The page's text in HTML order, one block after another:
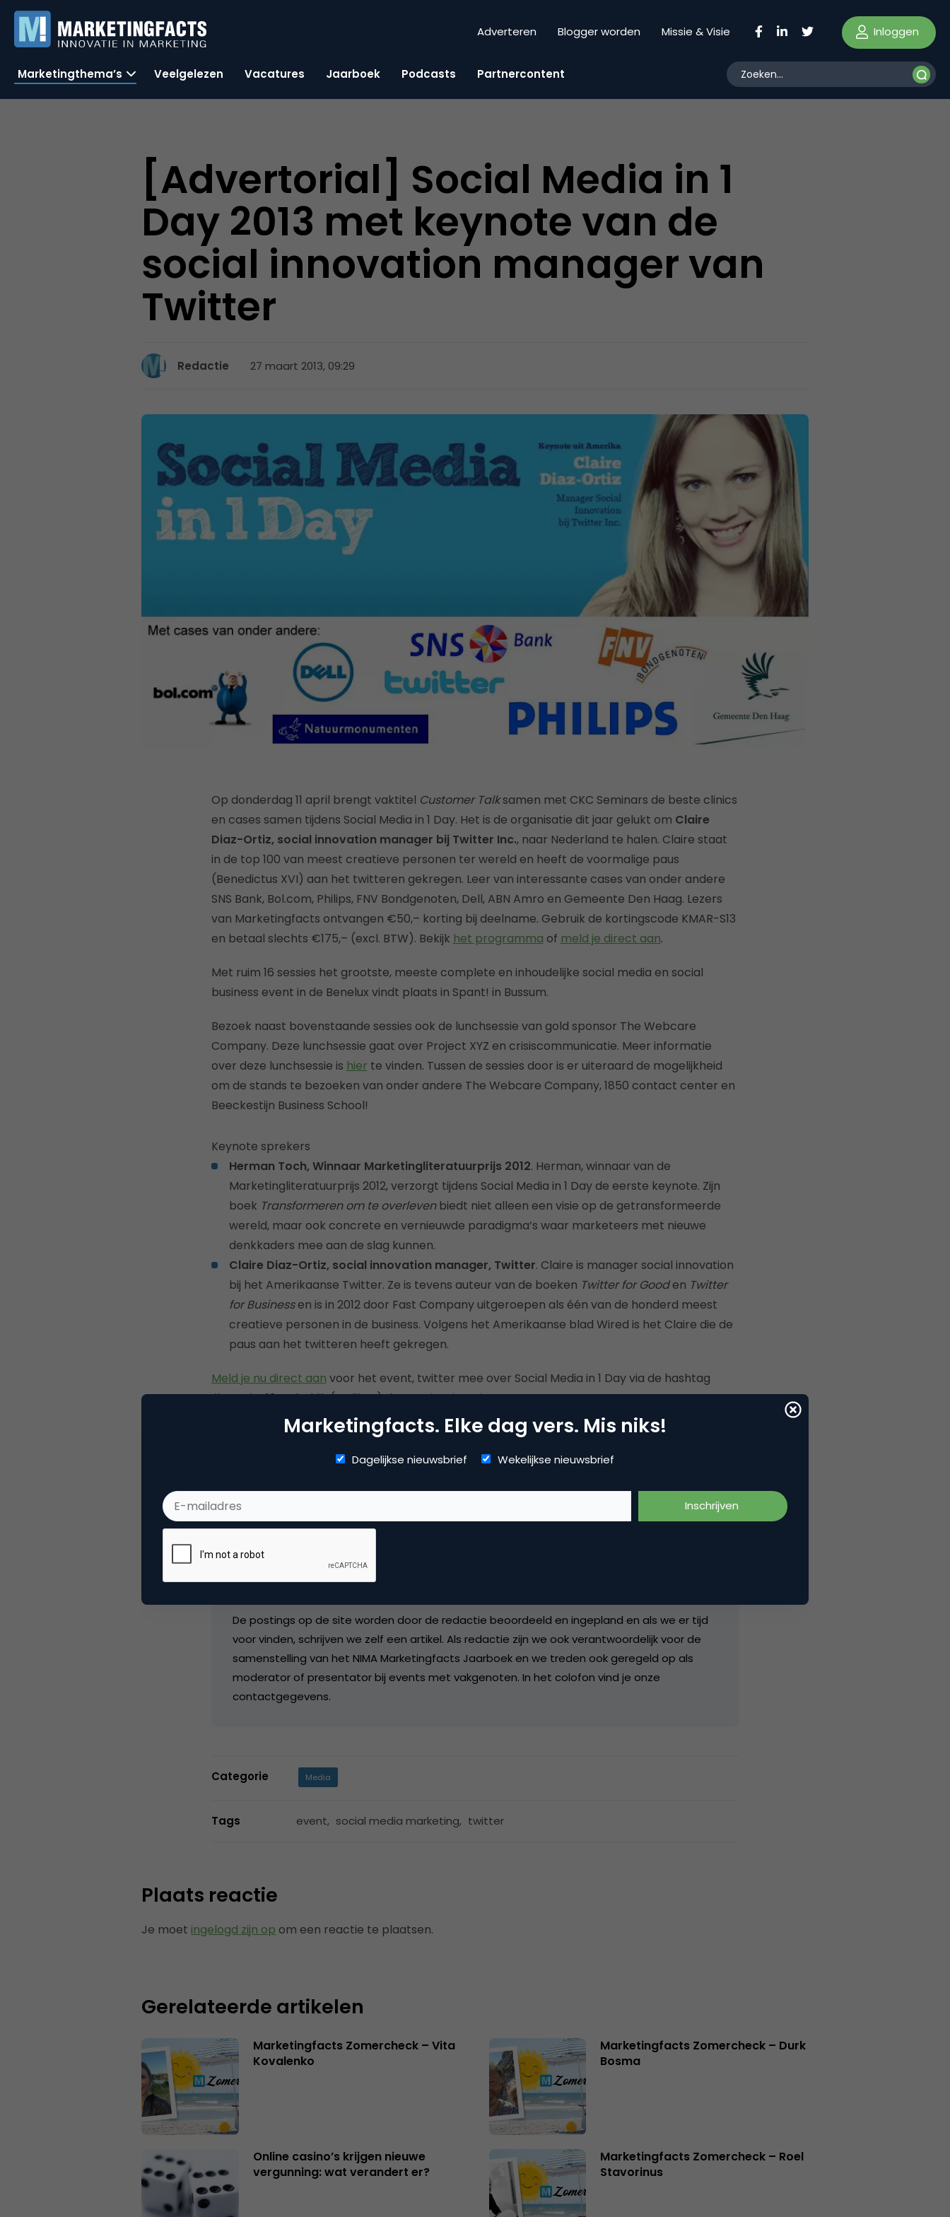
Adverteren Blogger worden Missie & Visie Inloggen
Marketingthema’s Veelgelezen Vacatures Jaarboek Podcasts Partnercontent
[Advertorial] Social Media in 1
Day 2013 met keynote van de
social innovation manager van
Twitter
Redactie 27 maart 2013, 09:29
Op donderdag 11 april brengt vaktitel Customer Talksamen met CKC Seminars de beste clinics
en cases samen tijdens Social Media in 1 Day. Het is de organisatie dit jaar gelukt om Claire
Diaz-Ortiz, social innovation manager bij Twitter Inc., naar Nederland te halen. Claire staat
in de top 100 van meest creatieve personen ter wereld en heeft de voormalige paus
(Benedictus XVI) aan het twitteren gekregen. Leer van interessante cases van onder andere
SNS Bank, Bol.com, Philips, FNV Bondgenoten, Dell, ABN Amro en Gemeente Den Haag. Lezers
van Marketingfacts ontvangen €50,– korting bij deelname. Gebruik de kortingscode KMAR-S13
en betaal slechts €175,– (excl. BTW). Bekijk het programma of meld je direct aan.
Met ruim 16 sessies het grootste, meeste complete en inhoudelijke social media en social
business event in de Benelux vindt plaats in Spant! in Bussum.
Bezoek naast bovenstaande sessies ook de lunchsessie van gold sponsor The Webcare
Company. Deze lunchsessie gaat over Project XYZ en crisiscommunicatie. Meer informatie
over deze lunchsessie is hier te vinden. Tussen de sessies door is er uiteraard de mogelijkheid
om de stands te bezoeken van onder andere The Webcare Company, 1850 contact center en
Beeckestijn Business School!
Keynote sprekers
Herman Toch, Winnaar Marketingliteratuurprijs 2012. Herman, winnaar van de
Marketingliteratuurprijs 2012, verzorgt tijdens Social Media in 1 Day de eerste keynote. Zijn
boek Transformeren om te overlevenbiedt niet alleen een visie op de getransformeerde
wereld, maar ook concrete en vernieuwde paradigma’s waar marketeers met nieuwe
denkkaders mee aan de slag kunnen.
Claire Diaz-Ortiz, social innovation manager, Twitter. Claire is manager social innovation
bij het Amerikaanse Twitter. Ze is tevens auteur van de boeken Twitter for Gooden Twitter
for Businessen is in 2012 door Fast Company uitgeroepen als één van de honderd meest
creatieve personen in de business. Volgens het Amerikaanse blad Wired is het Claire die de
paus aan het twitteren heeft gekregen.
Meld je nu direct aan voor het event, twitter mee over Social Media in 1 Day via de hashtag
#somday13 en bekijk (en like…) deFacebookpagina!
Redactie
Hoofdredactie bij
De postings op de site worden door de redactie beoordeeld en ingepland en als we er tijd
voor vinden, schrijven we zelf een artikel. Als redactie zijn we ook verantwoordelijk voor de
samenstelling van het NIMA Marketingfacts Jaarboek en we treden ook geregeld op als
moderator of presentator bij events met vakgenoten. In het colofon vind je onze
contactgegevens.
Categorie Media
Tags event, social media marketing, twitter
Plaats reactie
Je moet ingelogd zijn op om een reactie te plaatsen.
Gerelateerde artikelen
Marketingfacts Zomercheck – Vita
Kovalenko
Marketingfacts Zomercheck – Durk
Bosma
Online casino’s krijgen nieuwe
vergunning: wat verandert er?
Marketingfacts Zomercheck – Roel
Stavorinus
Marketingfacts. Elke dag vers. Mis niks!
Dagelijkse nieuwsbrief Wekelijkse nieuwsbrief